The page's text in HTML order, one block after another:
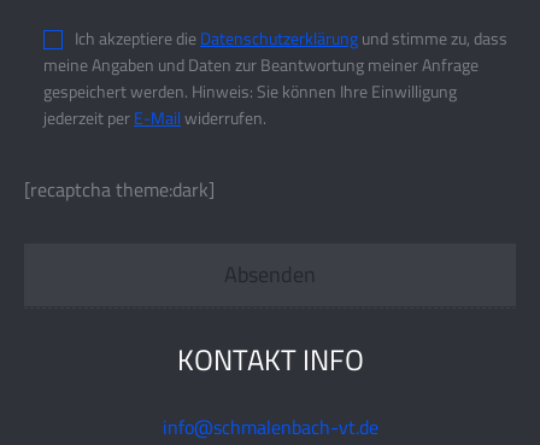
Ich akzeptiere dieDatenschutzerklärungund stimme zu, dass
meine Angaben und Daten zur Beantwortung meiner Anfrage
gespeichert werden. Hinweis: Sie können Ihre Einwilligung
jederzeit perE-Mailwiderrufen.
[recaptcha theme:dark]
KONTAKT INFO
info@schmalenbach-vt.de